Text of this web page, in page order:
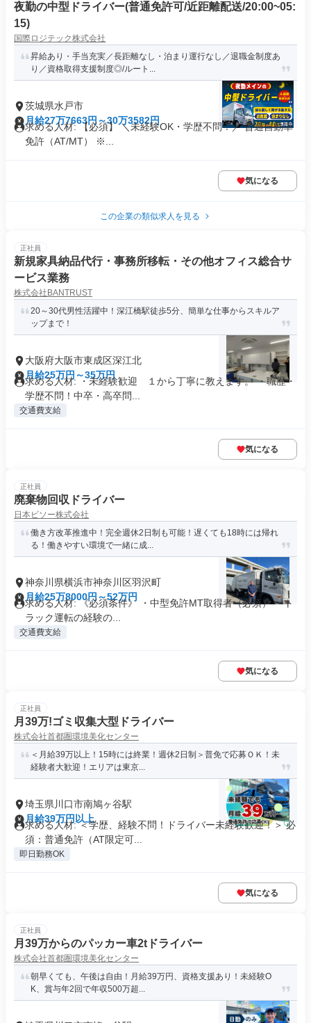
夜勤の中型ドライバー(普通免許可/近距離配送/20:00~05:
15)
国際ロジテック株式会社
昇給あり・手当充実／長距離なし・泊まり運行なし／退職金制度あ
り／資格取得支援制度◎/ルート...
茨城県水戸市
月給27万7663円～30万3582円
求める人材: 【必須】 ＼未経験OK・学歴不問！／ 普通自動車
免許（AT/MT） ※...
気になる
この企業の類似求人を見る
正社員
新規家具納品代行・事務所移転・その他オフィス総合サ
ービス業務
株式会社BANTRUST
20～30代男性活躍中！深江橋駅徒歩5分、簡単な仕事からスキルア
ップまで！
大阪府大阪市東成区深江北
月給25万円～35万円
求める人材: ・未経験歓迎 １から丁寧に教えます。 ・職歴・
学歴不問！中卒・高卒問...
交通費支給
気になる
正社員
廃棄物回収ドライバー
日本ビソー株式会社
働き方改革推進中！完全週休2日制も可能！遅くても18時には帰れ
る！働きやすい環境で一緒に成...
神奈川県横浜市神奈川区羽沢町
月給25万8000円～52万円
求める人材: 《必須条件》 ・中型免許MT取得者（必須） ・ト
ラック運転の経験の...
交通費支給
気になる
正社員
月39万!ゴミ収集大型ドライバー
株式会社首都圏環境美化センター
＜月給39万以上！15時には終業！週休2日制＞普免で応募ＯＫ！未
経験者大歓迎！エリアは東京...
埼玉県川口市南鳩ヶ谷駅
月給39万円以上
求める人材: ＜学歴、経験不問！ドライバー未経験歓迎！＞ 必
須：普通免許（AT限定可...
即日勤務OK
気になる
正社員
月39万からのパッカー車2tドライバー
株式会社首都圏環境美化センター
朝早くても、午後は自由！月給39万円、資格支援あり！未経験O
K、賞与年2回で年収500万超...